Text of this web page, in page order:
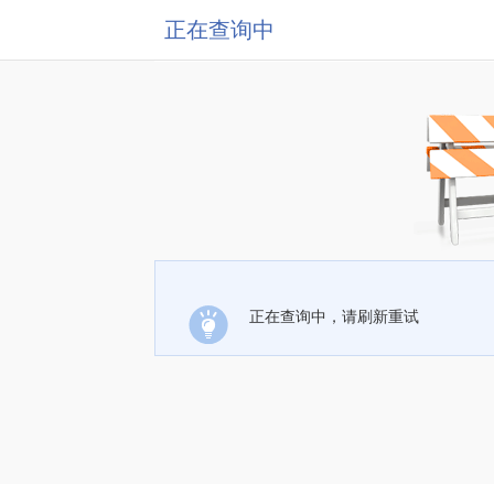
正在查询中
正在查询中，请刷新重试